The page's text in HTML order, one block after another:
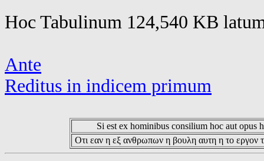
Hoc Tabulinum 124,540 KB
Ante
Reditus in indicem primum
Si est ex hominibus consilium hoc aut opus
Οτι εαν η εξ ανθρωπων η βουλη αυτη η το εργον